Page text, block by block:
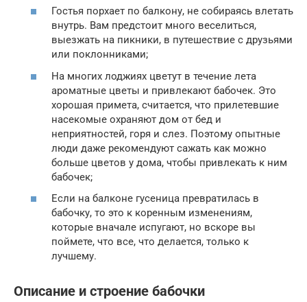
Гостья порхает по балкону, не собираясь влетать
внутрь. Вам предстоит много веселиться,
выезжать на пикники, в путешествие с друзьями
или поклонниками;
На многих лоджиях цветут в течение лета
ароматные цветы и привлекают бабочек. Это
хорошая примета, считается, что прилетевшие
насекомые охраняют дом от бед и
неприятностей, горя и слез. Поэтому опытные
люди даже рекомендуют сажать как можно
больше цветов у дома, чтобы привлекать к ним
бабочек;
Если на балконе гусеница превратилась в
бабочку, то это к коренным изменениям,
которые вначале испугают, но вскоре вы
поймете, что все, что делается, только к
лучшему.
Описание и строение бабочки